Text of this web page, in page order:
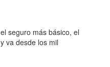
seguro más básico, el
va desde los mil